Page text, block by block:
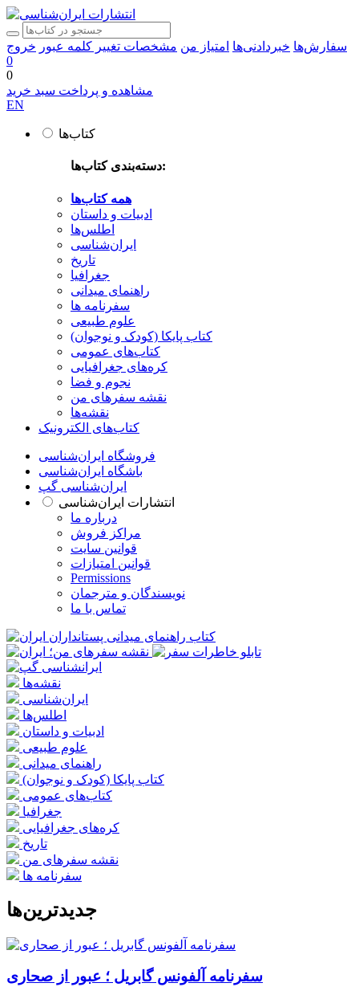
سفارش‌ها خبردادنی‌ها امتیاز من مشخصات تغییر کلمه عبور خروج
0
0
مشاهده و پرداخت سبد خرید
EN
کتاب‌ها
دسته‌بندی کتاب‌ها:
همه کتاب‌ها
ادبیات و داستان
اطلس‌ها
ایران‌شناسی
تاریخ
جغرافیا
راهنمای میدانی
سفرنامه‌ ها
علوم طبیعی
کتاب‌ پایکا (کودک و نوجوان)
کتاب‌های عمومی
کره‌های جغرافیایی
نجوم و فضا
نقشه سفرهای من
نقشه‌ها
کتاب‌های الکترونیک
فروشگاه ایران‌شناسی
باشگاه ایران‌شناسی
ایران‌شناسی گپ
انتشارات ایران‌شناسی
درباره ما
مراکز فروش
قوانین سایت
قوانین امتیازات
Permissions
نویسندگان و مترجمان
تماس با ما
نقشه‌ها
ایران‌شناسی
اطلس‌ها
ادبیات و داستان
علوم طبیعی
راهنمای میدانی
کتاب‌ پایکا (کودک و نوجوان)
کتاب‌های عمومی
جغرافیا
کره‌های جغرافیایی
تاریخ
نقشه سفرهای من
سفرنامه‌ ها
جدید‌ترین‌ها
سفرنامه آلفونس گابریل ؛ عبور از صحاری